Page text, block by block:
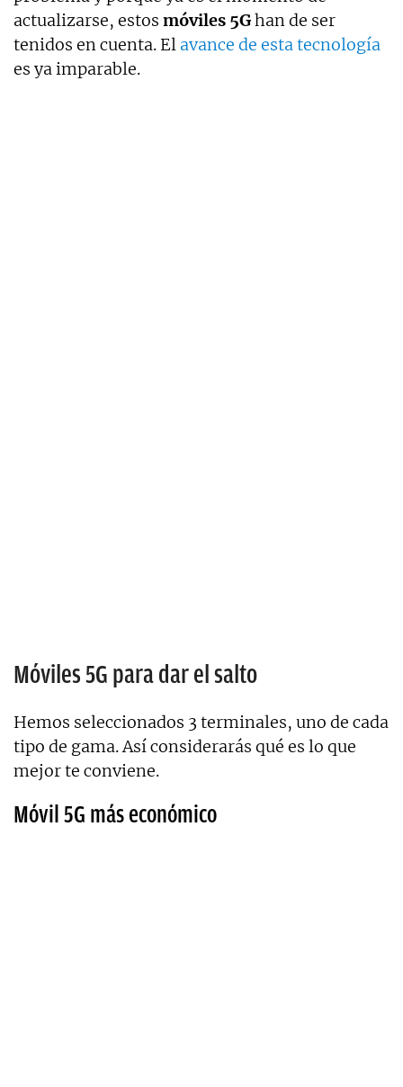
actualizarse, estos móviles 5Ghan de ser
tenidos en cuenta. El avance de esta tecnología
es ya imparable.
Móviles 5G para dar el salto
Hemos seleccionados 3 terminales, uno de cada
tipo de gama. Así considerarás qué es lo que
mejor te conviene.
Móvil 5G más económico